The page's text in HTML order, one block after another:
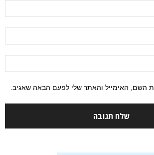
השם, האימייל והאתר שלי לפעם הבאה שאגיב.